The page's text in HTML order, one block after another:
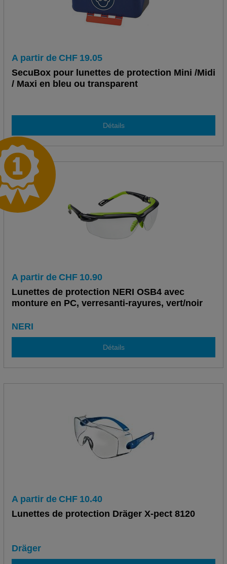
A partir de CHF 19.05
SecuBox pour lunettes de protection Mini /Midi
/ Maxi en bleu ou transparent
Détails
A partir de CHF 10.90
Lunettes de protection NERI OSB4 avec
monture en PC, verresanti-rayures, vert/noir
NERI
Détails
A partir de CHF 10.40
Lunettes de protection Dräger X-pect 8120
Dräger